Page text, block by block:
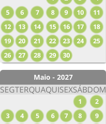
5
6 7 8 9 10
11
12
13 14 15 16 17
18
19
20 21 22 23 24
25
26
27 28 29 30
Maio - 2027
SEGTERQUAQUISEXSÁBDOM
1
2
3
4 5 6 7 8
9